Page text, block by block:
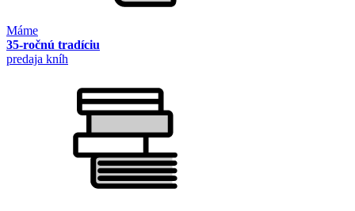
Máme
35-ročnú tradíciu
predaja kníh